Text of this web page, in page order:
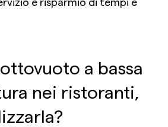
a bassa
nei ristoranti,